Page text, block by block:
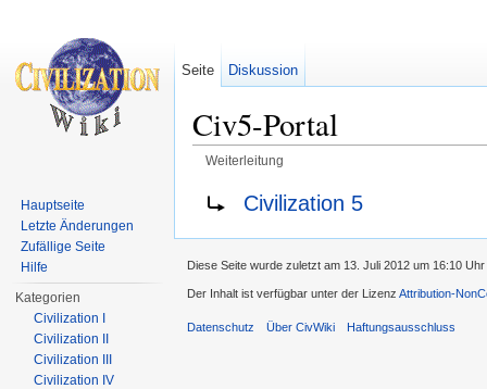
Civ5-Portal
Weiterleitung
Weiterleitung nach:
Civilization 5
Seite Diskussion
Hauptseite
Letzte Änderungen
Zufällige Seite
Hilfe
Kategorien
Civilization I
Civilization II
Civilization III
Civilization IV
Diese Seite wurde zuletzt am 13. Juli 2012 um 16:10
Der Inhalt ist verfügbar unter der Lizenz Attribution-
Datenschutz Über CivWiki Haftungsausschluss